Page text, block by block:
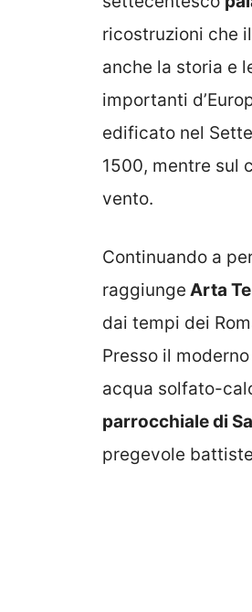
ricostruzioni che
anche la storia e
importanti
edificato nel
1500, mentre sul
vento.
Continuando a
raggiunge Arta
dai tempi dei
Presso il moderno
acqua solfato-
parrocchiale di
pregevole